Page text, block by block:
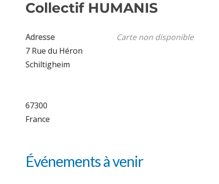
Collectif HUMANIS
Carte non disponible
Adresse
7 Rue du Héron
Schiltigheim
67300
France
Événements à venir